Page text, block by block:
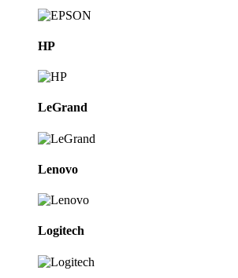
HP
LeGrand
Lenovo
Logitech